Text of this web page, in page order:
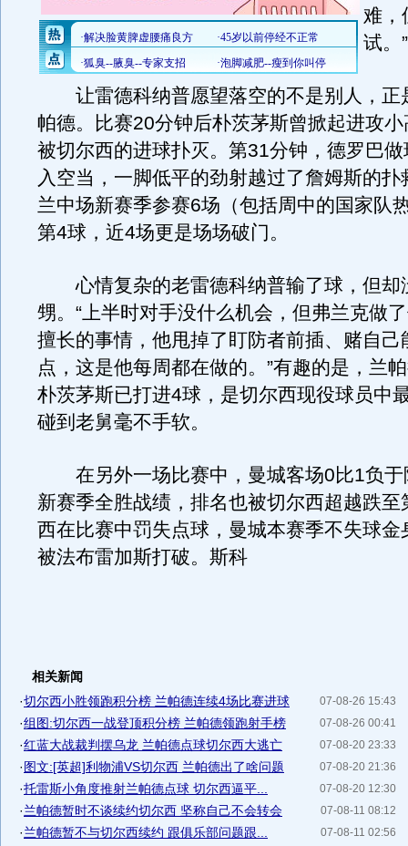
难，
试。”
让雷德科纳普愿望落空的不是别人，正
帕德。比赛20分钟后朴茨茅斯曾掀起进攻
被切尔西的进球扑灭。第31分钟，德罗巴
入空当，一脚低平的劲射越过了詹姆斯的扑
兰中场新赛季参赛6场（包括周中的国家队
第4球，近4场更是场场破门。
心情复杂的老雷德科纳普输了球，但却
甥。“上半时对手没什么机会，但弗兰克做
擅长的事情，他甩掉了盯防者前插、赌自己
点，这是他每周都在做的。”有趣的是，兰
朴茨茅斯已打进4球，是切尔西现役球员中
碰到老舅毫不手软。
在另外一场比赛中，曼城客场0比1负于
新赛季全胜战绩，排名也被切尔西超越跌至
西在比赛中罚失点球，曼城本赛季不失球金
被法布雷加斯打破。斯科
相关新闻
07-08-26 15:43
·切尔西小胜领跑积分榜 兰帕德连续4场比赛进球
07-08-26 00:41
·组图:切尔西一战登顶积分榜 兰帕德领跑射手榜
07-08-20 23:33
·红蓝大战裁判摆乌龙 兰帕德点球切尔西大逃亡
07-08-20 21:36
·图文:[英超]利物浦VS切尔西 兰帕德出了啥问题
07-08-20 12:30
·托雷斯小角度推射兰帕德点球 切尔西逼平...
07-08-11 08:12
·兰帕德暂时不谈续约切尔西 坚称自己不会转会
07-08-11 02:56
·兰帕德暂不与切尔西续约 跟俱乐部问题跟...